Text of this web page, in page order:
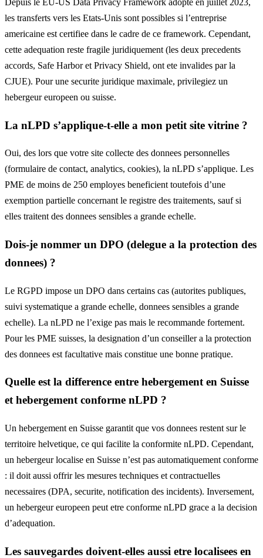
les transferts vers les Etats-Unis sont possibles si l’entreprise
americaine est certifiee dans le cadre de ce framework. Cependant,
cette adequation reste fragile juridiquement (les deux precedents
accords, Safe Harbor et Privacy Shield, ont ete invalides par la
CJUE). Pour une securite juridique maximale, privilegiez un
hebergeur europeen ou suisse.
La nLPD s’applique-t-elle a mon petit site vitrine ?
Oui, des lors que votre site collecte des donnees personnelles
(formulaire de contact, analytics, cookies), la nLPD s’applique. Les
PME de moins de 250 employes beneficient toutefois d’une
exemption partielle concernant le registre des traitements, sauf si
elles traitent des donnees sensibles a grande echelle.
Dois-je nommer un DPO (delegue a la protection des
donnees) ?
Le RGPD impose un DPO dans certains cas (autorites publiques,
suivi systematique a grande echelle, donnees sensibles a grande
echelle). La nLPD ne l’exige pas mais le recommande fortement.
Pour les PME suisses, la designation d’un conseiller a la protection
des donnees est facultative mais constitue une bonne pratique.
Quelle est la difference entre hebergement en Suisse
et hebergement conforme nLPD ?
Un hebergement en Suisse garantit que vos donnees restent sur le
territoire helvetique, ce qui facilite la conformite nLPD. Cependant,
un hebergeur localise en Suisse n’est pas automatiquement conforme
: il doit aussi offrir les mesures techniques et contractuelles
necessaires (DPA, securite, notification des incidents). Inversement,
un hebergeur europeen peut etre conforme nLPD grace a la decision
d’adequation.
Les sauvegardes doivent-elles aussi etre localisees en